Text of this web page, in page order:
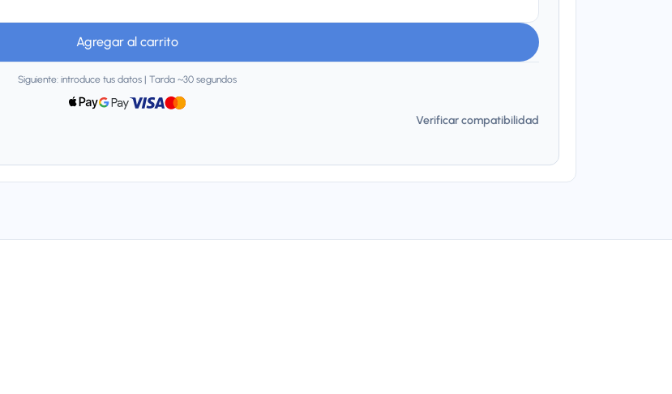
Agregar al carrito
Siguiente: introduce tus datos | Tarda ~30 segundos
Verificar compatibilidad